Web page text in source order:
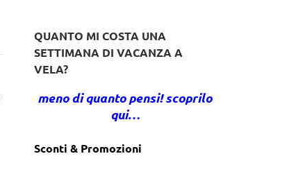
QUANTO MI COSTA UNA
SETTIMANA DI VACANZA A
VELA?
meno di quanto pensi! scoprilo
qui…
Sconti & Promozioni